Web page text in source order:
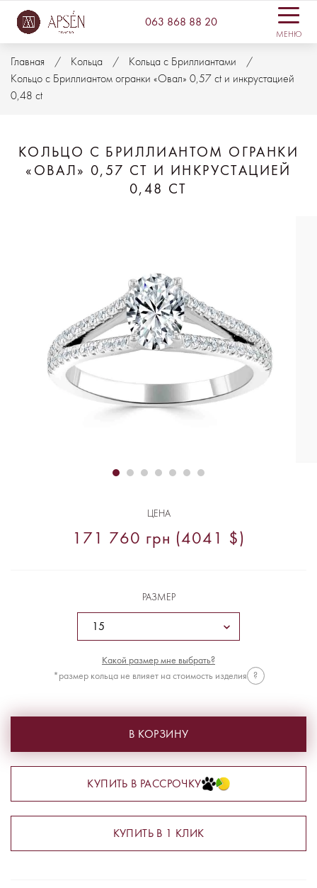
063 868 88 20
МЕНЮ
Главная Кольца
Кольца с Бриллиантами
Кольцо с Бриллиантом огранки «Овал» 0,57 ct и инкрустацией
0,48 ct
КОЛЬЦО С БРИЛЛИАНТОМ ОГРАНКИ
«ОВАЛ» 0,57 CT И ИНКРУСТАЦИЕЙ
0,48 CT
ЦЕНА
171 760 грн (4041 $)
РАЗМЕР
Какой размер мне выбрать?
*размер кольца не влияет на стоимость изделия
?
В КОРЗИНУ
КУПИТЬ В РАССРОЧКУ
КУПИТЬ В 1 КЛИК